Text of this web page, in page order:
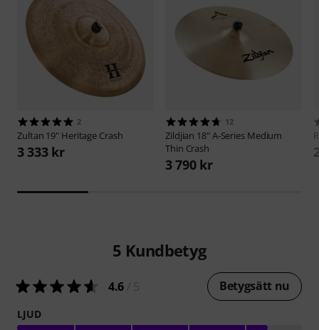
2
Zultan 19" Heritage Crash
3 333 kr
12
Zildjian 18" A-Series Medium
Thin Crash
3 790 kr
5 Kundbetyg
4.6 Betygsätt nu
LJUD